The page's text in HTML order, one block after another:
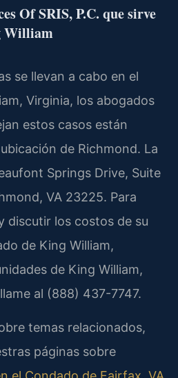
Of SRIS, P.C. que sirve
William
se llevan a cabo en el
Virginia, los abogados
estos casos están
de Richmond. La
Springs Drive, Suite
VA 23225. Para
discutir los costos de su
de King William,
de King William,
al (888) 437-7747.
temas relacionados,
páginas sobre